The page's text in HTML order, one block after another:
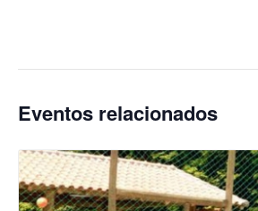
Eventos relacionados